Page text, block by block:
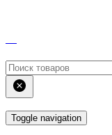
Toggle navigation